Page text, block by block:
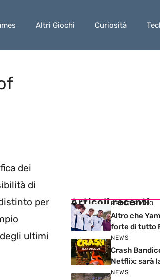
Altri Giochi Curiosità
dei
di
per
ultimi
Articoli recenti
PRIMO PIANO
Altro che
forte di tutto
NEWS
Crash
Netflix: sarà
NEWS